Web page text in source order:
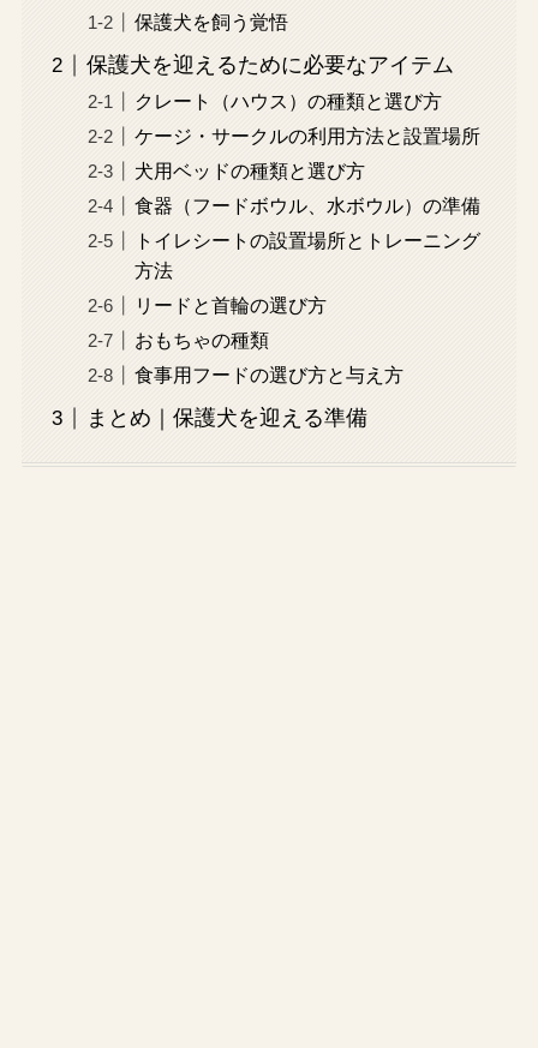
保護犬を飼う覚悟
保護犬を迎えるために必要なアイテム
クレート（ハウス）の種類と選び方
ケージ・サークルの利用方法と設置場所
犬用ベッドの種類と選び方
食器（フードボウル、水ボウル）の準備
トイレシートの設置場所とトレーニング
方法
リードと首輪の選び方
おもちゃの種類
食事用フードの選び方と与え方
まとめ｜保護犬を迎える準備